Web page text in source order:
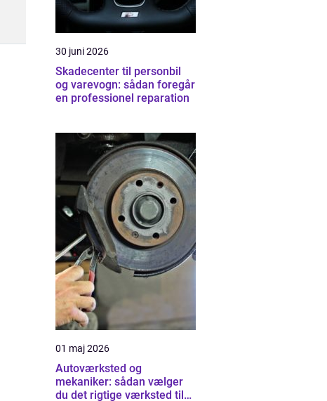
30 juni 2026
Skadecenter til personbil
og varevogn: sådan foregår
en professionel reparation
01 maj 2026
Autoværksted og
mekaniker: sådan vælger
du det rigtige værksted til